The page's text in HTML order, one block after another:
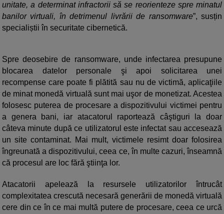
unitate, a determinat infractorii să se reorienteze spre minatul
banilor virtuali, în detrimenul livrării de ransomware”, susțin
specialiștii în securitate cibernetică.
Spre deosebire de ransomware, unde infectarea presupune
blocarea datelor personale şi apoi solicitarea unei
recompense care poate fi plătită sau nu de victimă, aplicaţiile
de minat monedă virtuală sunt mai uşor de monetizat. Acestea
folosesc puterea de procesare a dispozitivului victimei pentru
a genera bani, iar atacatorul raportează câştiguri la doar
câteva minute după ce utilizatorul este infectat sau accesează
un site contaminat. Mai mult, victimele resimt doar folosirea
îngreunată a dispozitivului, ceea ce, în multe cazuri, înseamnă
că procesul are loc fără ştiinţa lor.
Atacatorii apelează la resursele utilizatorilor întrucât
complexitatea crescută necesară generării de monedă virtuală
cere din ce în ce mai multă putere de procesare, ceea ce urcă